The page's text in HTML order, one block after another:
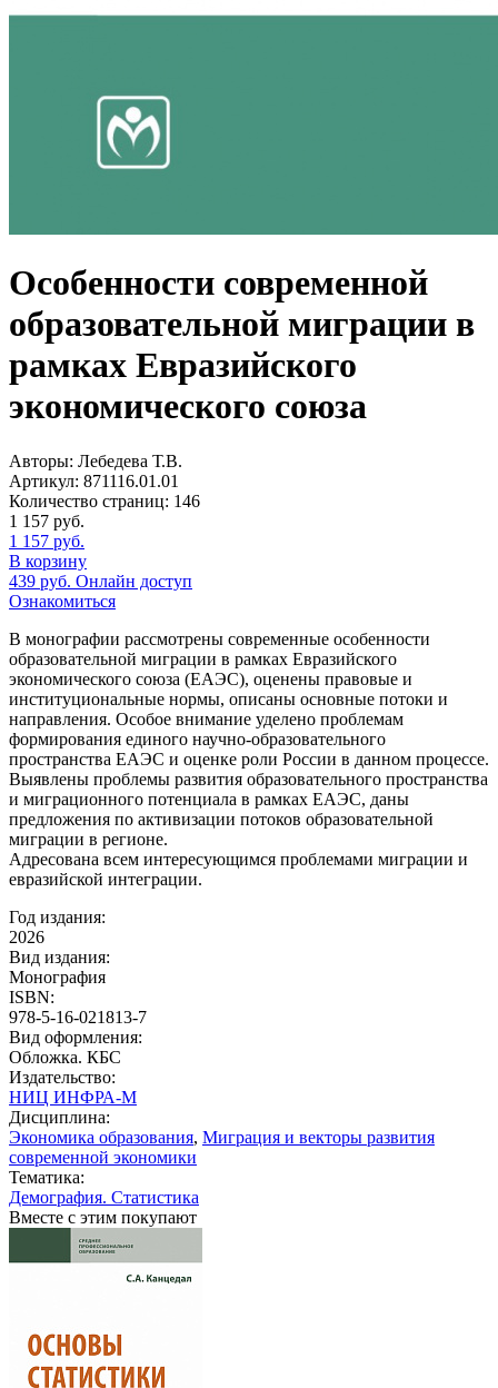
Особенности современной
образовательной миграции в
рамках Евразийского
экономического союза
Авторы: Лебедева Т.В.
Артикул: 871116.01.01
Количество страниц: 146
1 157 руб.
1 157 руб.
В корзину
439 руб. Онлайн доступ
Ознакомиться
В монографии рассмотрены современные особенности
образовательной миграции в рамках Евразийского
экономического союза (ЕАЭС), оценены правовые и
институциональные нормы, описаны основные потоки и
направления. Особое внимание уделено проблемам
формирования единого научно-образовательного
пространства ЕАЭС и оценке роли России в данном процессе.
Выявлены проблемы развития образовательного пространства
и миграционного потенциала в рамках ЕАЭС, даны
предложения по активизации потоков образовательной
миграции в регионе.
Адресована всем интересующимся проблемами миграции и
евразийской интеграции.
Год издания:
2026
Вид издания:
Монография
ISBN:
978-5-16-021813-7
Вид оформления:
Обложка. КБС
Издательство:
НИЦ ИНФРА-М
Дисциплина:
Экономика образования, Миграция и векторы развития
современной экономики
Тематика:
Демография. Статистика
Вместе с этим покупают